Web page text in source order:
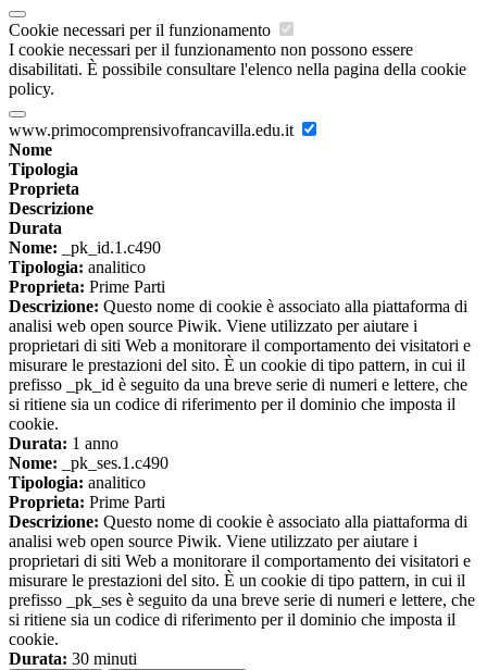
Cookie necessari per il funzionamento
I cookie necessari per il funzionamento non possono essere
disabilitati. È possibile consultare l'elenco nella pagina della cookie
policy.
www.primocomprensivofrancavilla.edu.it
Nome
Tipologia
Proprieta
Descrizione
Durata
Nome: _pk_id.1.c490
Tipologia: analitico
Proprieta: Prime Parti
Descrizione: Questo nome di cookie è associato alla piattaforma di
analisi web open source Piwik. Viene utilizzato per aiutare i
proprietari di siti Web a monitorare il comportamento dei visitatori e
misurare le prestazioni del sito. È un cookie di tipo pattern, in cui il
prefisso _pk_id è seguito da una breve serie di numeri e lettere, che
si ritiene sia un codice di riferimento per il dominio che imposta il
cookie.
Durata: 1 anno
Nome: _pk_ses.1.c490
Tipologia: analitico
Proprieta: Prime Parti
Descrizione: Questo nome di cookie è associato alla piattaforma di
analisi web open source Piwik. Viene utilizzato per aiutare i
proprietari di siti Web a monitorare il comportamento dei visitatori e
misurare le prestazioni del sito. È un cookie di tipo pattern, in cui il
prefisso _pk_ses è seguito da una breve serie di numeri e lettere, che
si ritiene sia un codice di riferimento per il dominio che imposta il
cookie.
Durata: 30 minuti